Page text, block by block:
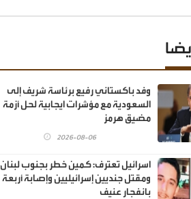
وفد باكستاني رفيع برئاسة شريف إلى
السعودية مع مؤشرات ايجابية لحل أزمة
مضيق هرمز
2026-08-06
اسرائيل تعترف: كمين خطر بجنوب لبنان
ومقتل جنديين إسرائيليين وإصابة أربعة
بانفجار عنيف